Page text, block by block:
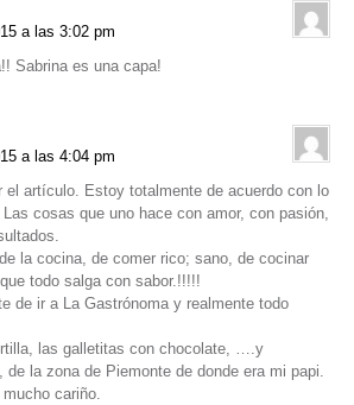
a las 3:02 pm
Sabrina es una capa!
a las 4:04 pm
el artículo. Estoy totalmente de acuerdo con lo
cosas que uno hace con amor, con pasión,
la cocina, de comer rico; sano, de cocinar
todo salga con sabor.!!!!!
de ir a La Gastrónoma y realmente todo
las galletitas con chocolate, ….y
de la zona de Piemonte de donde era mi papi.
cariño.